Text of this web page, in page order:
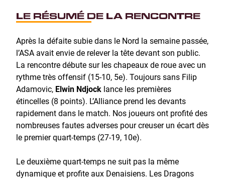
LE RÉSUMÉ DE LA RENCONTRE
Après la défaite subie dans le Nord la semaine passée,
l’ASA avait envie de relever la tête devant son public.
La rencontre débute sur les chapeaux de roue avec un
rythme très offensif (15-10, 5e). Toujours sans Filip
Adamovic, Elwin Ndjock lance les premières
étincelles (8 points). L’Alliance prend les devants
rapidement dans le match. Nos joueurs ont profité des
nombreuses fautes adverses pour creuser un écart dès
le premier quart-temps (27-19, 10e).
Le deuxième quart-temps ne suit pas la même
dynamique et profite aux Denaisiens. Les Dragons